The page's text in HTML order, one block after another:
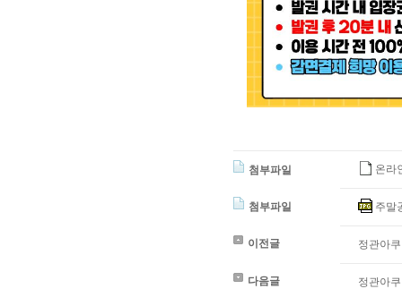
첨부파일 온라
첨부파일 주말
이전글 정관아
다음글 정관아